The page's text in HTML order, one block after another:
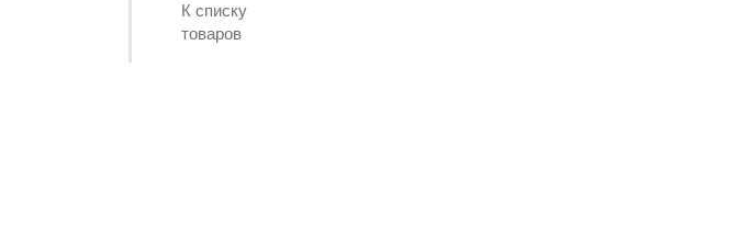
К списку
товаров